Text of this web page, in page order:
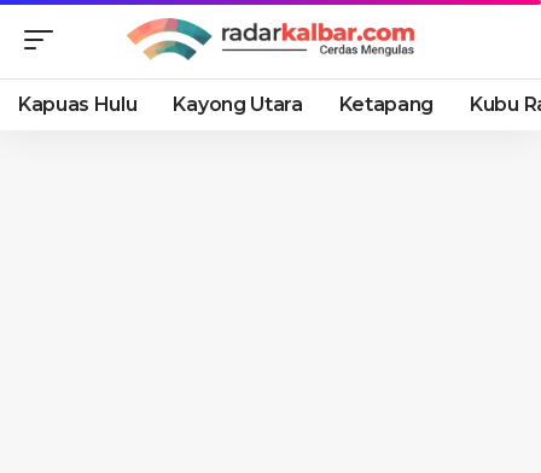
Kapuas Hulu Kayong Utara Ketapang Kubu